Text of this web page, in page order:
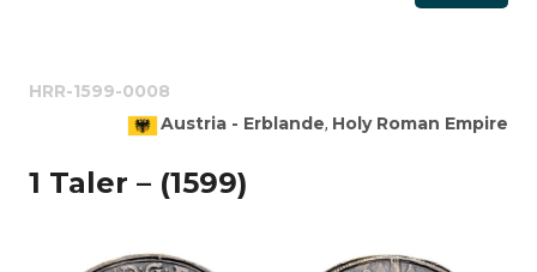
HRR-1599-0008
Austria - Erblande, Holy Roman Empire
1 Taler – (1599)